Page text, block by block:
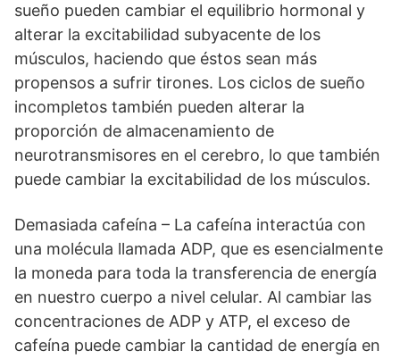
sueño pueden cambiar el equilibrio hormonal y
alterar la excitabilidad subyacente de los
músculos, haciendo que éstos sean más
propensos a sufrir tirones. Los ciclos de sueño
incompletos también pueden alterar la
proporción de almacenamiento de
neurotransmisores en el cerebro, lo que también
puede cambiar la excitabilidad de los músculos.
Demasiada cafeína – La cafeína interactúa con
una molécula llamada ADP, que es esencialmente
la moneda para toda la transferencia de energía
en nuestro cuerpo a nivel celular. Al cambiar las
concentraciones de ADP y ATP, el exceso de
cafeína puede cambiar la cantidad de energía en